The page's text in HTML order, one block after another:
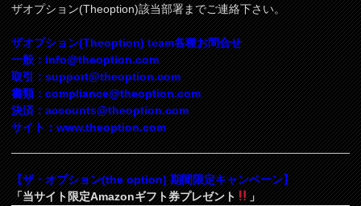
ザオプション(Theoption)該当部署までご連絡下さい。
ザオプション(Theoption) team各種お問合せ
一般：info@theoption.com
取引：support@theoption.com
書類：compliance@theoption.com
決済：accounts@theoption.com
サイト：www.theoption.com
【ザ・オプション(the option) 期間限定キャンペーン】
「当サイト限定Amazonギフト券プレゼント
」